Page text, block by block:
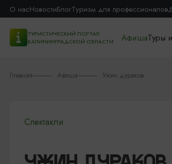
О насНовостиБлогТуризм для профессионалов
ТУРИСТИЧЕСКИЙ ПОРТАЛ
КАЛИНИНГРАДСКОЙ ОБЛАСТИ
АфишаТуры
Главная Афиша Ужин дураков
Спектакли